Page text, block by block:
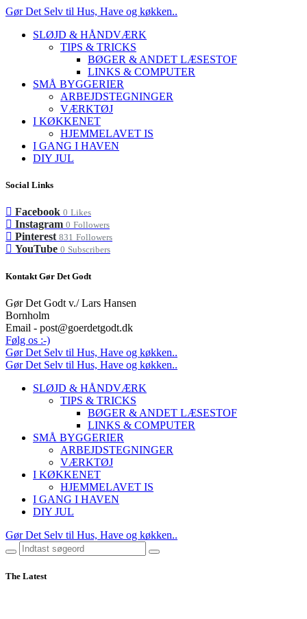
Gør Det Selv til Hus, Have og køkken..
SLØJD & HÅNDVÆRK
TIPS & TRICKS
BØGER & ANDET LÆSESTOF
LINKS & COMPUTER
SMÅ BYGGERIER
ARBEJDSTEGNINGER
VÆRKTØJ
I KØKKENET
HJEMMELAVET IS
I GANG I HAVEN
DIY JUL
Social Links
Facebook 0 Likes
Instagram 0 Followers
Pinterest 831 Followers
YouTube 0 Subscribers
Kontakt Gør Det Godt
Gør Det Godt v./ Lars Hansen
Bornholm
Email - post@goerdetgodt.dk
Følg os :-)
Gør Det Selv til Hus, Have og køkken..
Gør Det Selv til Hus, Have og køkken..
SLØJD & HÅNDVÆRK
TIPS & TRICKS
BØGER & ANDET LÆSESTOF
LINKS & COMPUTER
SMÅ BYGGERIER
ARBEJDSTEGNINGER
VÆRKTØJ
I KØKKENET
HJEMMELAVET IS
I GANG I HAVEN
DIY JUL
Gør Det Selv til Hus, Have og køkken..
The Latest